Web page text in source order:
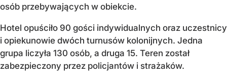
osób przebywających w obiekcie.
Hotel opuściło 90 gości indywidualnych oraz uczestnicy
i opiekunowie dwóch turnusów kolonijnych. Jedna
grupa liczyła 130 osób, a druga 15. Teren został
zabezpieczony przez policjantów i strażaków.